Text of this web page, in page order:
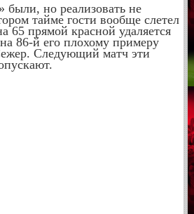
но реализовать не
тайме гости вообще слетел
65 прямой красной удаляется
86-й его плохому примеру
Следующий матч эти